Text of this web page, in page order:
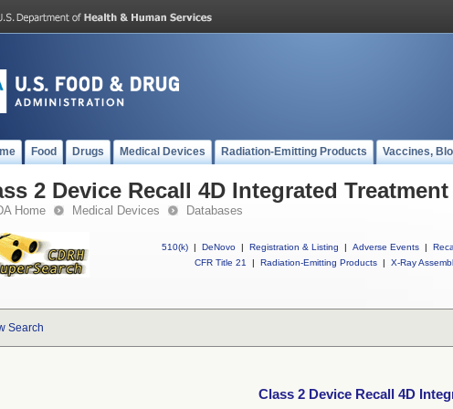
Food Drugs Medical Devices Radiation-Emitting Products Vaccines,
2 Device Recall 4D Integrated
Home Medical Devices Databases
510(k) | DeNovo | Registration & Listing | Adverse Events |
CFR Title 21
| Radiation-Emitting Products | X-Ray
Search
Class 2 Device Recall 4D